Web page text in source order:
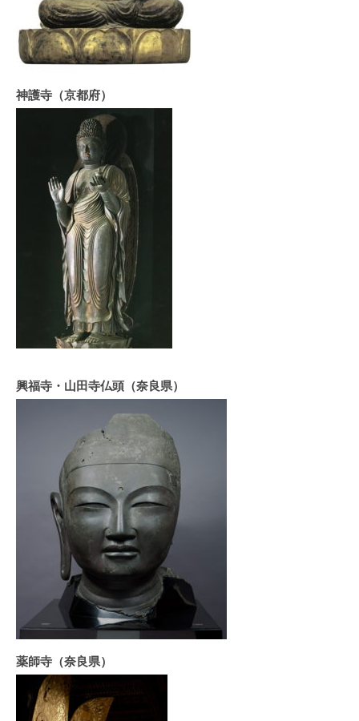
神護寺（京都府）
興福寺・山田寺仏頭（奈良県）
薬師寺（奈良県）